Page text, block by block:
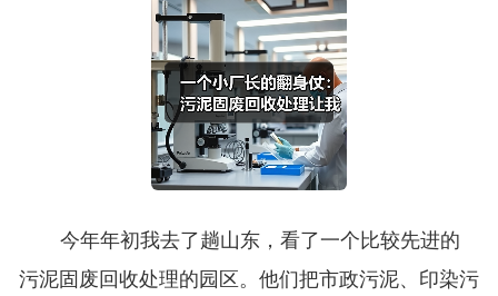
今年年初我去了趟山东，看了一个比较先进的
污泥固废回收处理的园区。他们把市政污泥、印染污